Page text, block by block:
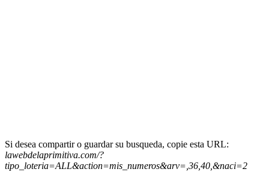
Si desea compartir o guardar su busqueda, copie esta URL:
lawebdelaprimitiva.com/?
tipo_loteria=ALL&action=mis_numeros&arv=,36,40,&naci=2